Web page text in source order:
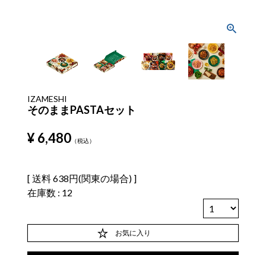
IZAMESHI
そのままPASTAセット
¥6,480 税込
送料638円(関東の場合)
在庫数
12
お気に入り